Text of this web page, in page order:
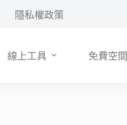
隱私權政策
線上工具 免費空間